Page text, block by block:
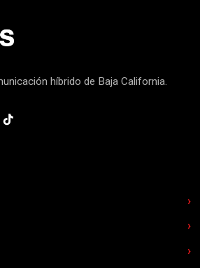
híbrido de Baja California.